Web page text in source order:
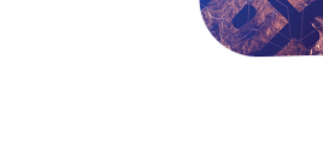
на 30. Я позвонила в
При чем все было